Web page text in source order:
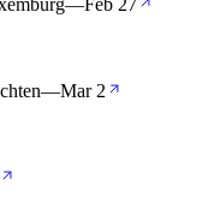
—Feb 27
—Mar 2